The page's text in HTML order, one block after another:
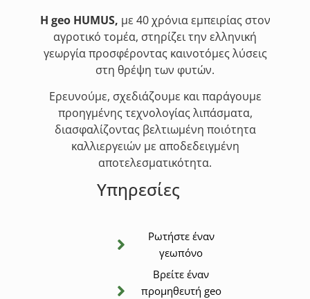
Η geo HUMUS, με 40 χρόνια εμπειρίας στον
αγροτικό τομέα, στηρίζει την ελληνική
γεωργία προσφέροντας καινοτόμες λύσεις
στη θρέψη των φυτών.
Ερευνούμε, σχεδιάζουμε και παράγουμε
προηγμένης τεχνολογίας λιπάσματα,
διασφαλίζοντας βελτιωμένη ποιότητα
καλλιεργειών με αποδεδειγμένη
αποτελεσματικότητα.
Υπηρεσίες
Ρωτήστε έναν
γεωπόνο
Βρείτε έναν
προμηθευτή geo